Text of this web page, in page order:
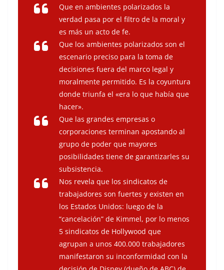
Que en ambientes polarizados la
verdad pasa por el filtro de la moral y
es más un acto de fe.
Que los ambientes polarizados son el
escenario preciso para la toma de
decisiones fuera del marco legal y
moralmente permitido. Es la coyuntura
donde triunfa el «era lo que había que
hacer».
Que las grandes empresas o
corporaciones terminan apostando al
grupo de poder que mayores
posibilidades tiene de garantizarles su
subsistencia.
Nos revela que los sindicatos de
trabajadores son fuertes y existen en
los Estados Unidos: luego de la
“cancelación” de Kimmel, por lo menos
5 sindicatos de Hollywood que
agrupan a unos 400.000 trabajadores
manifestaron su inconformidad con la